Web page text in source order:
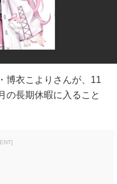
博衣こよりさんが、11
の長期休暇に入ること